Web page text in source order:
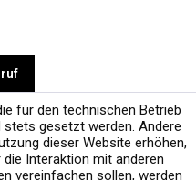
für den technischen Betrieb
gesetzt werden. Andere
dieser Website erhöhen,
Interaktion mit anderen
vereinfachen sollen, werden